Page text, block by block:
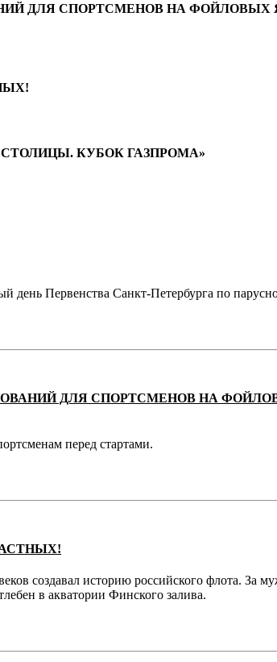
ДЛЯ СПОРТСМЕНОВ НА ФОЙЛОВЫХ
КУБОК ГАЗПРОМА»
Первенства Санкт-Петербурга по
ДЛЯ СПОРТСМЕНОВ НА
перед стартами.
создавал историю российского флота. За
в акватории Финского залива.